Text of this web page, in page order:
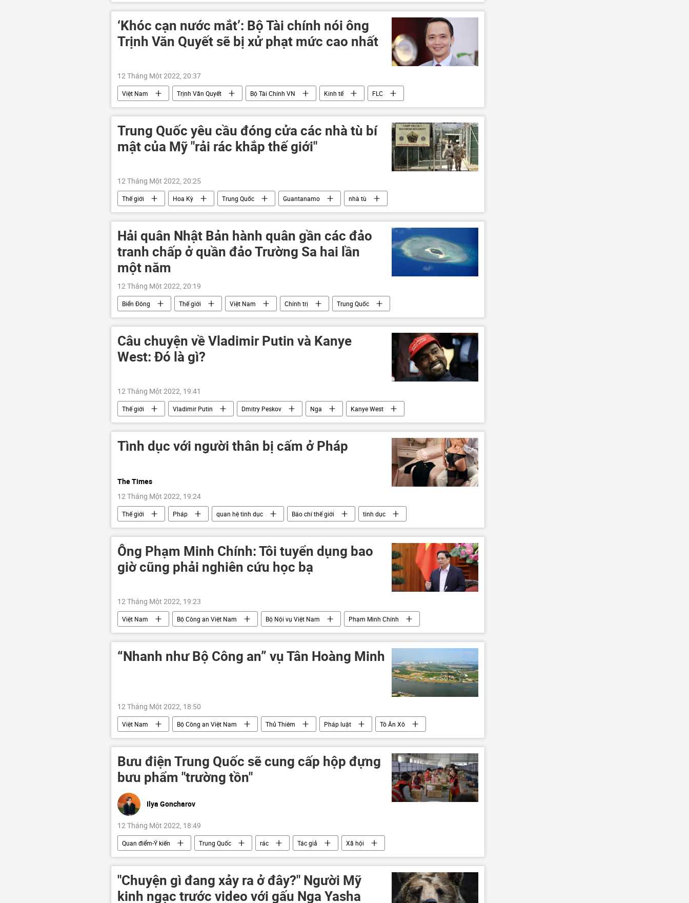
‘Khóc cạn nước mắt’: Bộ Tài chính nói ông
Trịnh Văn Quyết sẽ bị xử phạt mức cao nhất
12 Tháng Một 2022, 20:37
Việt Nam Trịnh Văn Quyết Bộ Tài Chính VN Kinh tế
FLC
Pháp luật
Tô Ân Xô
Trung Quốc yêu cầu đóng cửa các nhà tù bí
mật của Mỹ "rải rác khắp thế giới"
12 Tháng Một 2022, 20:25
Thế giới Hoa Kỳ Trung Quốc Guantanamo nhà tù
Hải quân Nhật Bản hành quân gần các đảo
tranh chấp ở quần đảo Trường Sa hai lần
một năm
12 Tháng Một 2022, 20:19
Biển Đông Thế giới Việt Nam Chính trị
Trung Quốc
Trường Sa
Hải quân Nhật Bản
Câu chuyện về Vladimir Putin và Kanye
West: Đó là gì?
12 Tháng Một 2022, 19:41
Thế giới Vladimir Putin Dmitry Peskov Nga
Kanye West
Điện Kremlin
Tình dục với người thân bị cấm ở Pháp
The Times
12 Tháng Một 2022, 19:24
Thế giới Pháp quan hệ tình dục Báo chí thế giới
tình dục
Pháp luật
Ông Phạm Minh Chính: Tôi tuyển dụng bao
giờ cũng phải nghiên cứu học bạ
12 Tháng Một 2022, 19:23
Việt Nam Bộ Công an Việt Nam Bộ Nội vụ Việt Nam
Phạm Minh Chính
Chính trị
“Nhanh như Bộ Công an” vụ Tân Hoàng Minh
12 Tháng Một 2022, 18:50
Việt Nam Bộ Công an Việt Nam Thủ Thiêm Pháp luật Tô Ân Xô
Bưu điện Trung Quốc sẽ cung cấp hộp đựng
bưu phẩm "trường tồn"
Ilya Goncharov
12 Tháng Một 2022, 18:49
Quan điểm-Ý kiến Trung Quốc rác Tác giả Xã hội
"Chuyện gì đang xảy ra ở đây?" Người Mỹ
kinh ngạc trước video với gấu Nga Yasha